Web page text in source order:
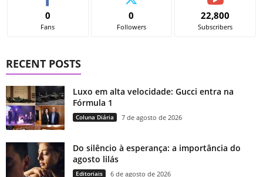
0
Fans
0
Followers
22,800
Subscribers
RECENT POSTS
Luxo em alta velocidade: Gucci entra na
Fórmula 1
Coluna Diária 7 de agosto de 2026
Do silêncio à esperança: a importância do
agosto lilás
Editoriais 6 de agosto de 2026